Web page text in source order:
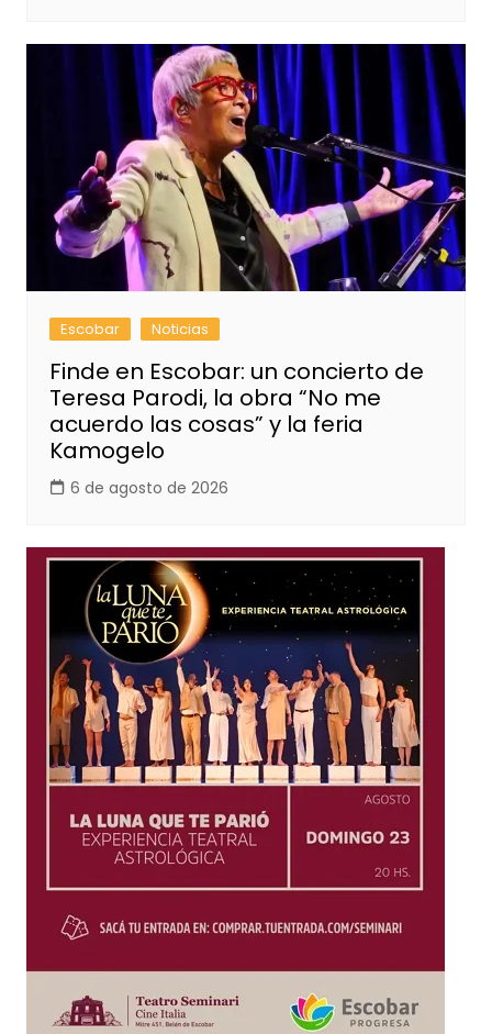
Escobar Noticias
Finde en Escobar: un concierto de
Teresa Parodi, la obra “No me
acuerdo las cosas” y la feria
Kamogelo
6 de agosto de 2026